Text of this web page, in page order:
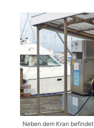
Neben dem Kran